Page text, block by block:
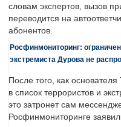
словам экспертов, вызов
переводится на
абонентов.
Росфинмониторинг:
экстремиста Дурова не
После того, как
в список террористов и
это затронет сам
Росфинмониторинге